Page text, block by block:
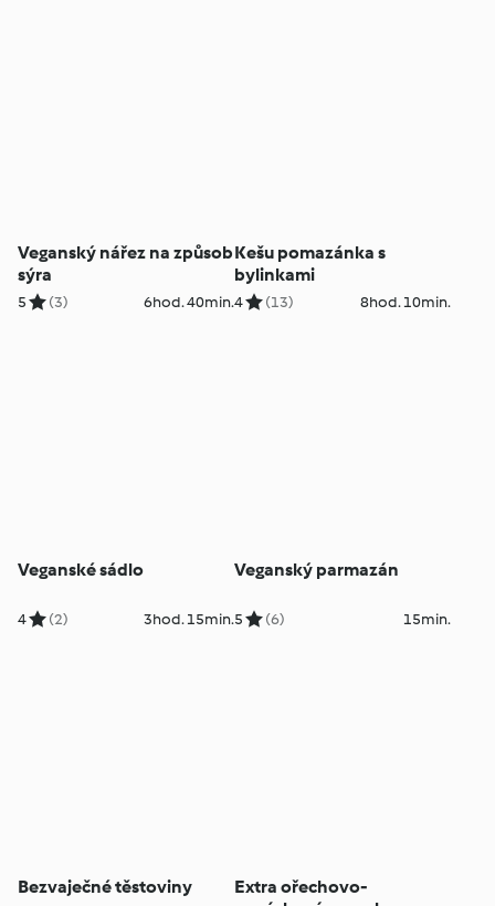
Veganský nářez na způsob
sýra
5 (3) 6hod. 40min.
Kešu pomazánka s
bylinkami
4 (13) 8hod. 10min.
Veganské sádlo
4 (2) 3hod. 15min.
Veganský parmazán
5 (6) 15min.
Bezvaječné těstoviny
Extra ořechovo-